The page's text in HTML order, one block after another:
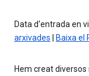
Data d'entrada en
arxivades
Baixa el
Hem creat